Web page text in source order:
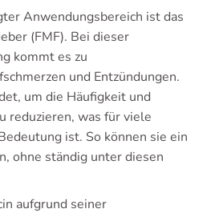
Anwendungsbereich ist das
(FMF). Bei dieser
kommt es zu
und Entzündungen.
um die Häufigkeit und
reduzieren, was für viele
ist. So können sie ein
ohne ständig unter diesen
aufgrund seiner